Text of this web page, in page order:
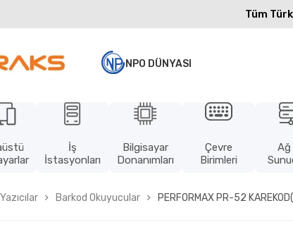
Tüm
NPO DÜNYASI
İş
İstasyonları
Bilgisayar
Donanımları
Çevre
Birimleri
Ağ
Barkod Okuyucular PERFORMAX PR-52